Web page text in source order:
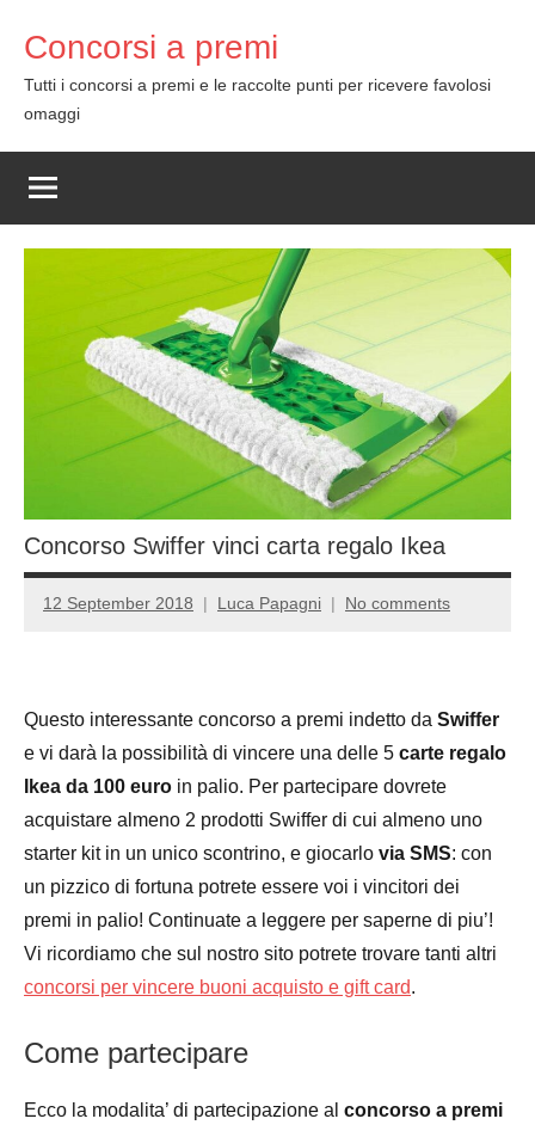
content
Concorsi a premi
Tutti i concorsi a premi e le raccolte punti per ricevere favolosi
omaggi
Concorso Swiffer vinci carta regalo Ikea
12 September 2018 Luca Papagni No comments
Questo interessante concorso a premi indetto da Swiffer
e vi darà la possibilità di vincere una delle 5 carte regalo
Ikea da 100 euro in palio. Per partecipare dovrete
acquistare almeno 2 prodotti Swiffer di cui almeno uno
starter kit in un unico scontrino, e giocarlo via SMS: con
un pizzico di fortuna potrete essere voi i vincitori dei
premi in palio! Continuate a leggere per saperne di piu’!
Vi ricordiamo che sul nostro sito potrete trovare tanti altri
concorsi per vincere buoni acquisto e gift card.
Come partecipare
Ecco la modalita’ di partecipazione al concorso a premi